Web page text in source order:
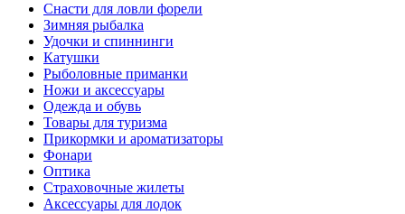
Снасти для ловли форели
Зимняя рыбалка
Удочки и спиннинги
Катушки
Рыболовные приманки
Ножи и аксессуары
Одежда и обувь
Товары для туризма
Прикормки и ароматизаторы
Фонари
Оптика
Страховочные жилеты
Аксессуары для лодок